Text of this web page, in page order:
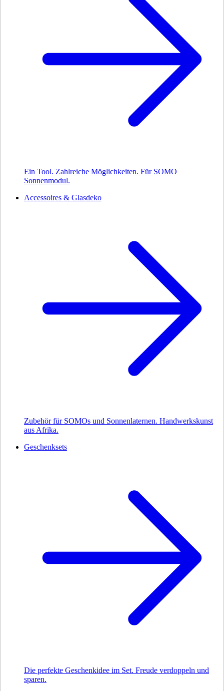
Ein Tool. Zahlreiche Möglichkeiten. Für SOMO
Sonnenmodul.
Accessoires & Glasdeko
Zubehör für SOMOs und Sonnenlaternen. Handwerkskunst
aus Afrika.
Geschenksets
Die perfekte Geschenkidee im Set. Freude verdoppeln und
sparen.